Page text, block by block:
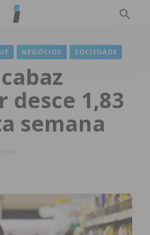
NEGÓCIOS SOCIEDADE
1,83
semana